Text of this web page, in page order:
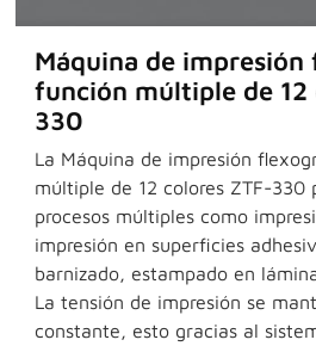
Máquina de
función múltiple de 12
330
La Máquina de impresión
múltiple de 12 colores ZTF-330
procesos múltiples como
impresión en superficies
barnizado, estampado en
La tensión de impresión se
constante, esto gracias al